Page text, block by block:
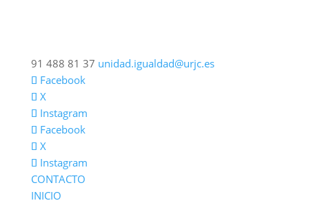
91 488 81 37 unidad.igualdad@urjc.es
Facebook
X
Instagram
Facebook
X
Instagram
CONTACTO
INICIO